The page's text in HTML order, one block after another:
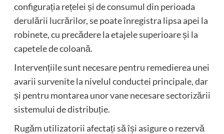
configurația rețelei și de consumul din perioada
derulării lucrărilor, se poate înregistra lipsa apei la
robinete, cu precădere la etajele superioare și la
capetele de coloană.
Intervențiile sunt necesare pentru remedierea unei
avarii survenite la nivelul conductei principale, dar
și pentru montarea unor vane necesare sectorizării
sistemului de distribuție.
Rugăm utilizatorii afectați să își asigure o rezervă